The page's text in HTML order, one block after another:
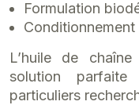
Formulation
L’huile de
solution
particuliers